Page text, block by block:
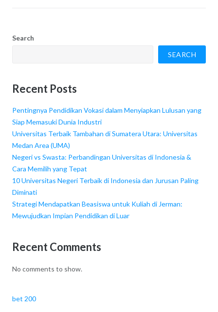
Search
SEARCH
Recent Posts
Pentingnya Pendidikan Vokasi dalam Menyiapkan Lulusan yang
Siap Memasuki Dunia Industri
Universitas Terbaik Tambahan di Sumatera Utara: Universitas
Medan Area (UMA)
Negeri vs Swasta: Perbandingan Universitas di Indonesia &
Cara Memilih yang Tepat
10 Universitas Negeri Terbaik di Indonesia dan Jurusan Paling
Diminati
Strategi Mendapatkan Beasiswa untuk Kuliah di Jerman:
Mewujudkan Impian Pendidikan di Luar
Recent Comments
No comments to show.
bet 200